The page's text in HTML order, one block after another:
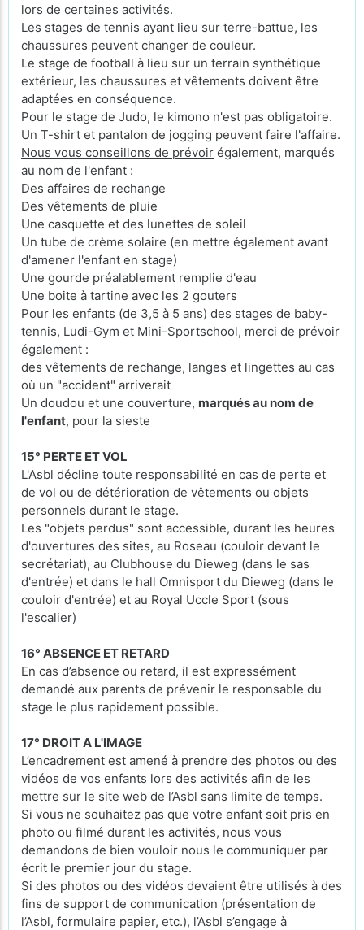
lors de certaines activités.
Les stages de tennis ayant lieu sur terre-battue, les
chaussures peuvent changer de couleur.
Le stage de football à lieu sur un terrain synthétique
extérieur, les chaussures et vêtements doivent être
adaptées en conséquence.
Pour le stage de Judo, le kimono n'est pas obligatoire.
Un T-shirt et pantalon de jogging peuvent faire l'affaire.
Nous vous conseillons de prévoir également, marqués
au nom de l'enfant :
Des affaires de rechange
Des vêtements de pluie
Une casquette et des lunettes de soleil
Un tube de crème solaire (en mettre également avant
d'amener l'enfant en stage)
Une gourde préalablement remplie d'eau
Une boite à tartine avec les 2 gouters
Pour les enfants (de 3,5 à 5 ans) des stages de baby-
tennis, Ludi-Gym et Mini-Sportschool, merci de prévoir
également :
des vêtements de rechange, langes et lingettes au cas
où un "accident" arriverait
Un doudou et une couverture, marqués au nom de
l'enfant, pour la sieste
15° PERTE ET VOL
L'Asbl décline toute responsabilité en cas de perte et
de vol ou de détérioration de vêtements ou objets
personnels durant le stage.
Les "objets perdus" sont accessible, durant les heures
d'ouvertures des sites, au Roseau (couloir devant le
secrétariat), au Clubhouse du Dieweg (dans le sas
d'entrée) et dans le hall Omnisport du Dieweg (dans le
couloir d'entrée) et au Royal Uccle Sport (sous
l'escalier)
16° ABSENCE ET RETARD
En cas d’absence ou retard, il est expressément
demandé aux parents de prévenir le responsable du
stage le plus rapidement possible.
17° DROIT A L'IMAGE
L’encadrement est amené à prendre des photos ou des
vidéos de vos enfants lors des activités afin de les
mettre sur le site web de l’Asbl sans limite de temps.
Si vous ne souhaitez pas que votre enfant soit pris en
photo ou filmé durant les activités, nous vous
demandons de bien vouloir nous le communiquer par
écrit le premier jour du stage.
Si des photos ou des vidéos devaient être utilisés à des
fins de support de communication (présentation de
l’Asbl, formulaire papier, etc.), l’Asbl s’engage à